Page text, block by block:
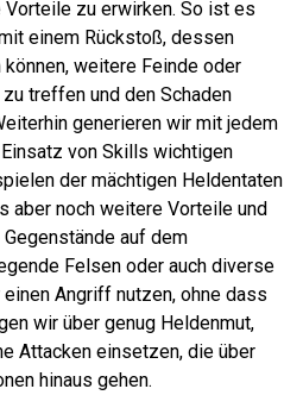
zu erwirken. So ist es
einem Rückstoß, dessen
weitere Feinde oder
treffen und den Schaden
generieren wir mit jedem
von Skills wichtigen
der mächtigen Heldentaten
aber noch weitere Vorteile und
auf dem
Felsen oder auch diverse
Angriff nutzen, ohne dass
wir über genug Heldenmut,
Attacken einsetzen, die über
hinaus gehen.